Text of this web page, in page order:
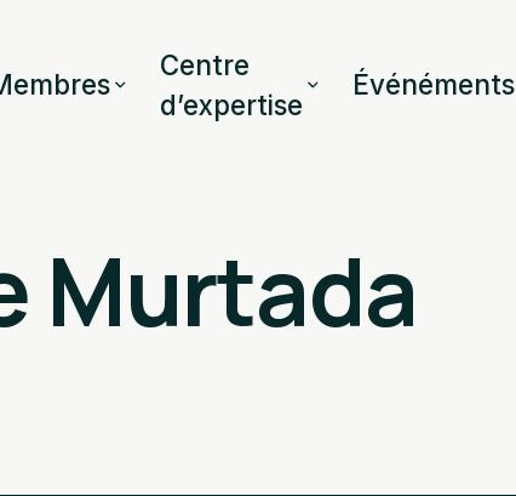
Centre
d’expertise
Événéments
Murtada